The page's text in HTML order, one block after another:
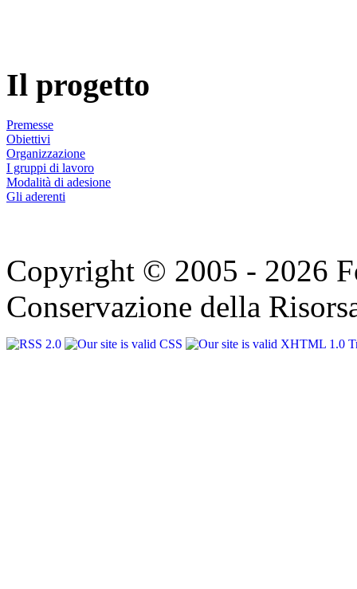
Il progetto
Premesse
Obiettivi
Organizzazione
I gruppi di lavoro
Modalità di adesione
Gli aderenti
Copyright © 2005 - 2026
Conservazione della